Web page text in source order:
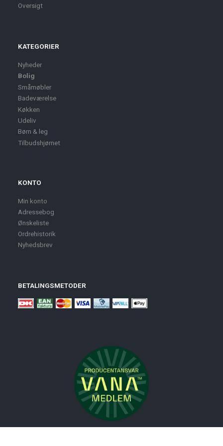
Oversigt
KATEGORIER
Nyheder
Bolig
Småmøbler
Badeværelse
Køkken
Udeliv
Børn & leg
Tilbudshjørnet
KONTO
Min konto
Adressebog
Ønskeliste
Ordrehistorik
Nyhedsbrev
BETALINGSMETODER